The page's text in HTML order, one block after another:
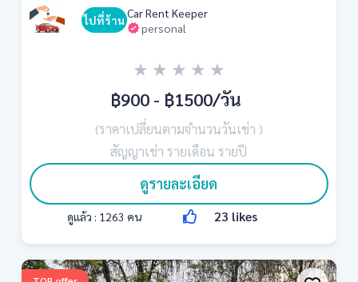
ไปที่ร้าน
personal
Car Rent Keeper
฿900 - ฿1500/วัน
(ราคาเปลี่ยนตามจำนวนวันเช่า )
สัญญาเช่า รายเดือน รายปี
★ ★ ★ ★ ★
ดูรายละเอียด
ดูแล้ว : 1263 คน 23 likes